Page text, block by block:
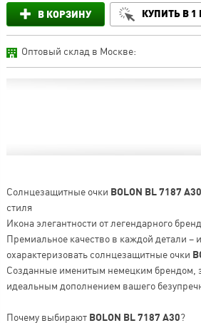
В КОРЗИНУ КУПИТЬ В 1
Оптовый склад в Москве:
Солнцезащитные очки BOLON BL 7187 A30
стиля
Икона элегантности от легендарного
Премиальное качество в каждой детали –
охарактеризовать солнцезащитные очки
Созданные именитым немецким брендом,
идеальным дополнением вашего
Почему выбирают BOLON BL 7187 A30?